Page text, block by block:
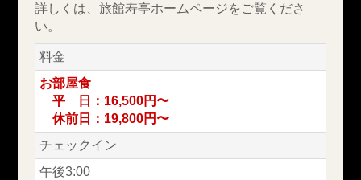
詳しくは、旅館寿亭ホームページをご覧くださ
い。
料金
お部屋食
平 日：16,500円〜
休前日：19,800円〜
チェックイン
午後3:00